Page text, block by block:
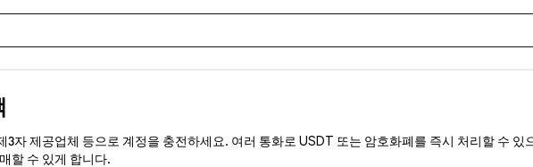
3자 제공업체 등으로 계정을 충전하세요. 여러 통화로 USDT 또는 암호화폐를 즉시 처리할 수
할 수 있게 합니다.